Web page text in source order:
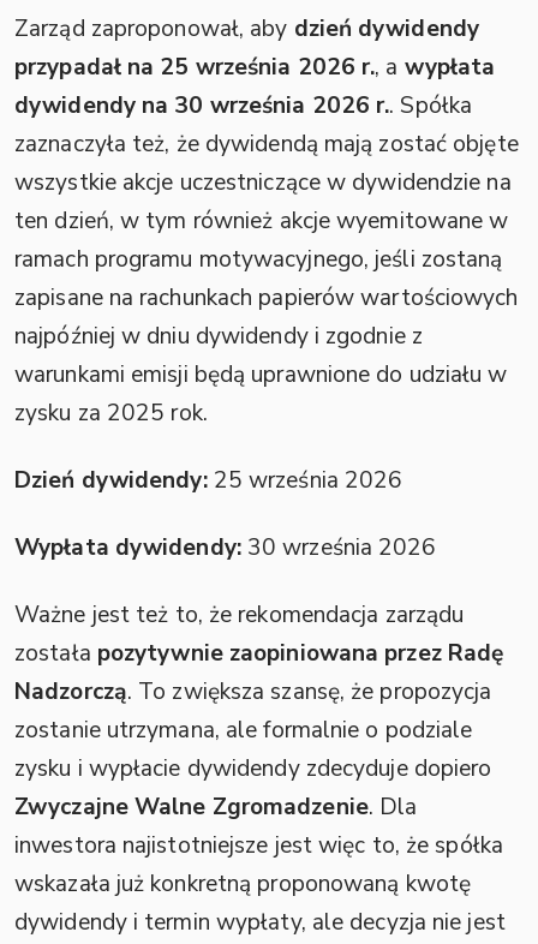
Zarząd zaproponował, aby dzień dywidendy
przypadał na 25 września 2026 r., a wypłata
dywidendy na 30 września 2026 r.. Spółka
zaznaczyła też, że dywidendą mają zostać objęte
wszystkie akcje uczestniczące w dywidendzie na
ten dzień, w tym również akcje wyemitowane w
ramach programu motywacyjnego, jeśli zostaną
zapisane na rachunkach papierów wartościowych
najpóźniej w dniu dywidendy i zgodnie z
warunkami emisji będą uprawnione do udziału w
zysku za 2025 rok.
Dzień dywidendy:25 września 2026
Wypłata dywidendy:30 września 2026
Ważne jest też to, że rekomendacja zarządu
została pozytywnie zaopiniowana przez Radę
Nadzorczą. To zwiększa szansę, że propozycja
zostanie utrzymana, ale formalnie o podziale
zysku i wypłacie dywidendy zdecyduje dopiero
Zwyczajne Walne Zgromadzenie. Dla
inwestora najistotniejsze jest więc to, że spółka
wskazała już konkretną proponowaną kwotę
dywidendy i termin wypłaty, ale decyzja nie jest